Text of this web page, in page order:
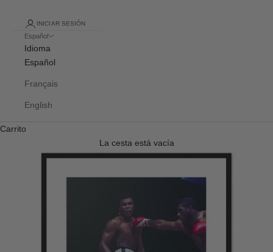
INICIAR SESIÓN
Español
Idioma
Español
Français
English
Carrito
La cesta está vacía